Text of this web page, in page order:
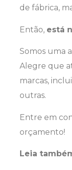
de fábrica,
Então, está
Somos uma
Alegre que
marcas,
outras.
Entre em
orçamento!
Leia